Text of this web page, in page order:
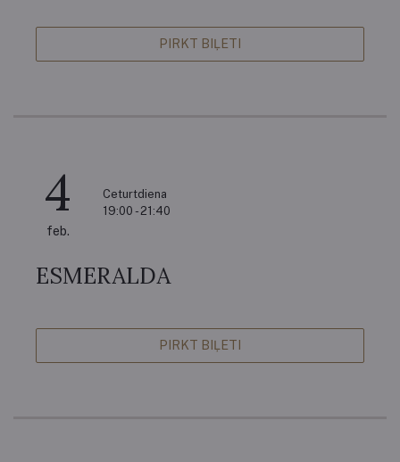
PIRKT BIĻETI
4
feb.
Ceturtdiena
19:00 - 21:40
ESMERALDA
PIRKT BIĻETI